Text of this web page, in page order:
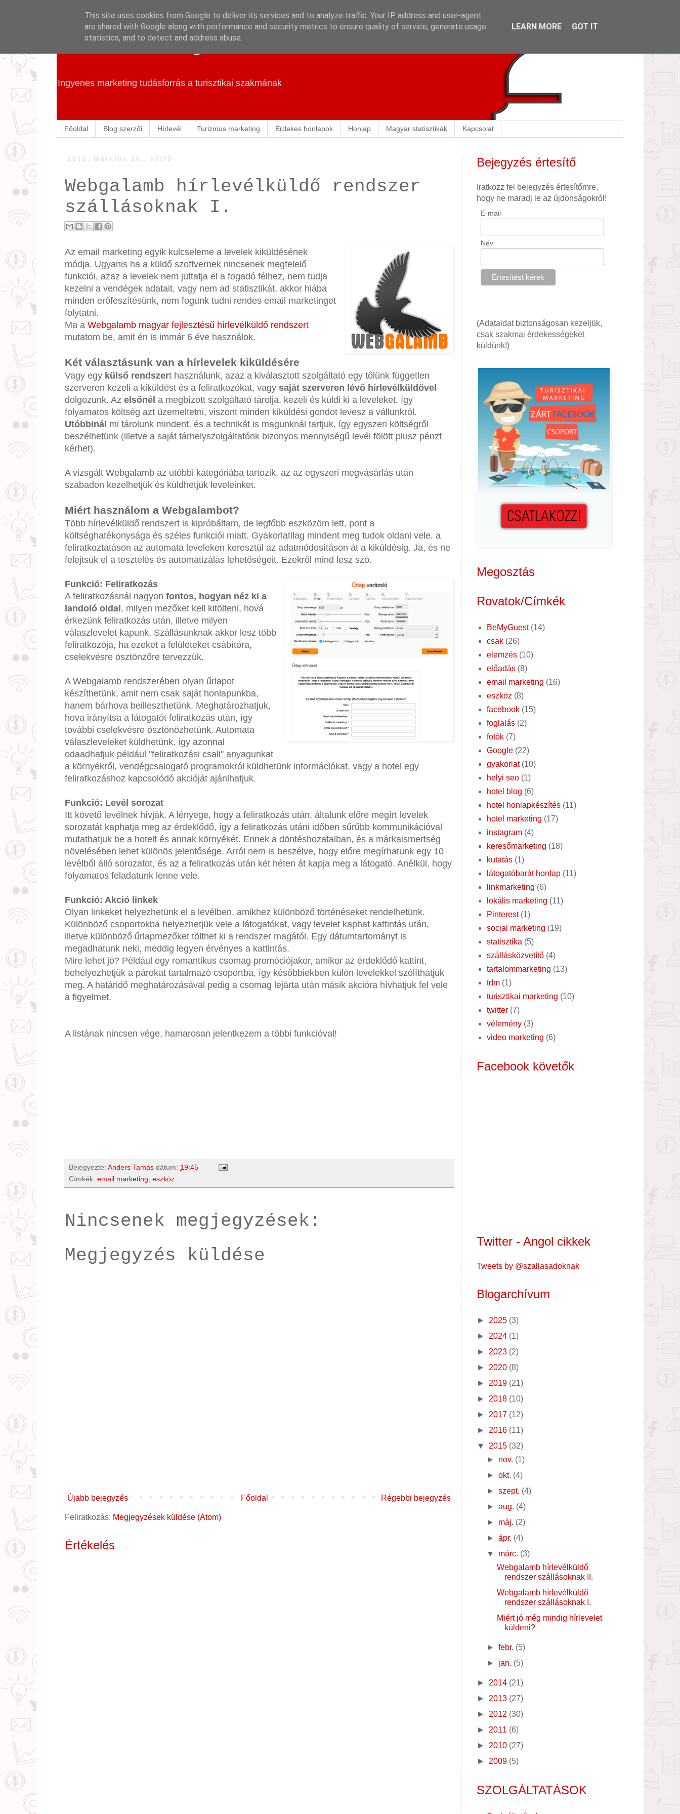
Szállás Marketing
Ingyenes marketing tudásforrás a turisztikai szakmának
Főoldal Blog szerzői Hírlevél Turizmus marketing Érdekes honlapok Honlap Magyar statisztikák Kapcsolat
2015. március 16., hétfő
Webgalamb hírlevélküldő rendszer
szállásoknak I.
Az email marketing egyik kulcseleme a levelek kiküldésének
módja. Ugyanis ha a küldő szoftvernek nincsenek megfelelő
funkciói, azaz a levelek nem juttatja el a fogadó félhez, nem tudja
kezelni a vendégek adatait, vagy nem ad statisztikát, akkor hiába
minden erőfeszítésünk, nem fogunk tudni rendes email marketinget
folytatni.
Ma a Webgalamb magyar fejlesztésű hírlevélküldő rendszert
mutatom be, amit én is immár 6 éve használok.
Két választásunk van a hírlevelek kiküldésére
Vagy egy külső rendszert használunk, azaz a kiválasztott szolgáltató egy tőlünk független
szerveren kezeli a kiküldést és a feliratkozókat, vagy saját szerveren lévő hírlevélküldővel
dolgozunk. Az elsőnél a megbízott szolgáltató tárolja, kezeli és küldi ki a leveleket, így
folyamatos költség azt üzemeltetni, viszont minden kiküldési gondot levesz a vállunkról.
Utóbbinál mi tárolunk mindent, és a technikát is magunknál tartjuk, így egyszeri költségről
beszélhetünk (illetve a saját tárhelyszolgáltatónk bizonyos mennyiségű levél fölött plusz pénzt
kérhet).
A vizsgált Webgalamb az utóbbi kategóriába tartozik, az az egyszeri megvásárlás után
szabadon kezelhetjük és küldhetjük leveleinket.
Miért használom a Webgalambot?
Több hírlevélküldő rendszert is kipróbáltam, de legfőbb eszközöm lett, pont a
költséghatékonysága és széles funkciói miatt. Gyakorlatilag mindent meg tudok oldani vele, a
feliratkoztatáson az automata leveleken keresztül az adatmódosításon át a kiküldésig. Ja, és ne
felejtsük el a tesztelés és automatizálás lehetőségeit. Ezekről mind lesz szó.
Funkció: Feliratkozás
A feliratkozásnál nagyon fontos, hogyan néz ki a
landoló oldal, milyen mezőket kell kitölteni, hová
érkezünk feliratkozás után, illetve milyen
válaszlevelet kapunk. Szállásunknak akkor lesz több
feliratkozója, ha ezeket a felületeket csábítóra,
cselekvésre ösztönzőre tervezzük.
A Webgalamb rendszerében olyan űrlapot
készíthetünk, amit nem csak saját honlapunkba,
hanem bárhova beilleszthetünk. Meghatározhatjuk,
hova irányítsa a látogatót feliratkozás után, így
további cselekvésre ösztönözhetünk. Automata
válaszleveleket küldhetünk, így azonnal
odaadhatjuk például "feliratkozási csali" anyagunkat
a környékről, vendégcsalogató programokról küldhetünk információkat, vagy a hotel egy
feliratkozáshoz kapcsolódó akcióját ajánlhatjuk.
Funkció: Levél sorozat
Itt követő levélnek hívják. A lényege, hogy a feliratkozás után, általunk előre megírt levelek
sorozatát kaphatja meg az érdeklődő, így a feliratkozás utáni időben sűrűbb kommunikációval
mutathatjuk be a hotelt és annak környékét. Ennek a döntéshozatalban, és a márkaismertség
növelésében lehet különös jelentősége. Arról nem is beszélve, hogy előre megírhatunk egy 10
levélből álló sorozatot, és az a feliratkozás után két héten át kapja meg a látogató. Anélkül, hogy
folyamatos feladatunk lenne vele.
Funkció: Akció linkek
Olyan linkeket helyezhetünk el a levélben, amikhez különböző történéseket rendelhetünk.
Különböző csoportokba helyezhetjük vele a látogatókat, vagy levelet kaphat kattintás után,
illetve különböző űrlapmezőket tölthet ki a rendszer magától. Egy dátumtartományt is
megadhatunk neki, meddig legyen érvényes a kattintás.
Mire lehet jó? Például egy romantikus csomag promóciójakor, amikor az érdeklődő kattint,
behelyezhetjük a párokat tartalmazó csoportba, így későbbiekben külön levelekkel szólíthatjuk
meg. A határidő meghatározásával pedig a csomag lejárta után másik akcióra hívhatjuk fel vele
a figyelmet.
A listának nincsen vége, hamarosan jelentkezem a többi funkcióval!
Bejegyezte: Anders Tamás dátum: 19:45
Címkék: email marketing eszköz
Nincsenek megjegyzések:
Megjegyzés küldése
Újabb bejegyzés Régebbi bejegyzés
Főoldal
Feliratkozás: Megjegyzések küldése (Atom)
Értékelés
Bejegyzés értesítő
Iratkozz fel bejegyzés értesítőmre,
hogy ne maradj le az újdonságokról!
E-mail
Név
(Adataidat biztonságosan kezeljük,
csak szakmai érdekességeket
küldünk!)
Megosztás
Rovatok/Címkék
BeMyGuest (14)
csak (26)
elemzés (10)
előadás (8)
email marketing (16)
eszköz (8)
facebook (15)
foglalás (2)
fotók (7)
Google (22)
gyakorlat (10)
helyi seo (1)
hotel blog (6)
hotel honlapkészítés (11)
hotel marketing (17)
instagram (4)
keresőmarketing (18)
kutatás (1)
látogatóbarát honlap (11)
linkmarketing (6)
lokális marketing (11)
Pinterest (1)
social marketing (19)
statisztika (5)
szállásközvetítő (4)
tartalommarketing (13)
tdm (1)
turisztikai marketing (10)
twitter (7)
vélemény (3)
video marketing (6)
Facebook követők
Twitter - Angol cikkek
Tweets by @szallasadoknak
Blogarchívum
► 2025 (3)
► 2024 (1)
► 2023 (2)
► 2020 (8)
► 2019 (21)
► 2018 (10)
► 2017 (12)
► 2016 (11)
▼ 2015 (32)
► nov. (1)
►okt. (4)
►szept. (4)
►aug. (4)
► máj. (2)
►ápr. (4)
▼ márc. (3)
Webgalamb hírlevélküldő
rendszer szállásoknak II.
Webgalamb hírlevélküldő
rendszer szállásoknak I.
Miért jó még mindig hírlevelet
küldeni?
►febr. (5)
► jan. (5)
► 2014 (21)
► 2013 (27)
► 2012 (30)
► 2011 (6)
► 2010 (27)
► 2009 (5)
SZOLGÁLTATÁSOK
This site uses cookies from Google to deliver its services and to analyze traffic. Your IP address and user-agent
are shared with Google along with performance and security metrics to ensure quality of service, generate usage
statistics, and to detect and address abuse.
LEARN MORE GOT IT